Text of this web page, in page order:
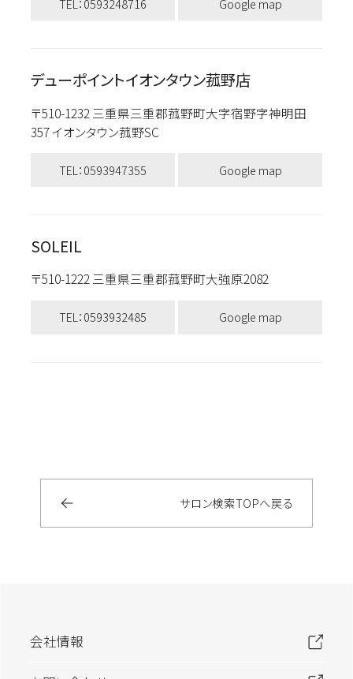
TEL：0593248716 Google map
デューポイントイオンタウン菰野店
〒510-1232 三重県三重郡菰野町大字宿野字神明田
357 イオンタウン菰野SC
TEL：0593947355 Google map
SOLEIL
〒510-1222 三重県三重郡菰野町大強原2082
TEL：0593932485 Google map
サロン検索TOPへ戻る
会社情報